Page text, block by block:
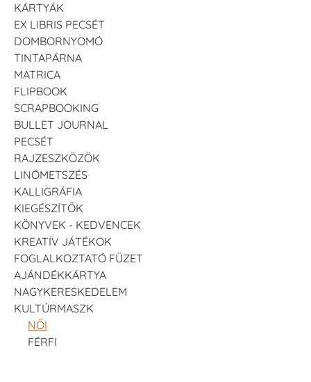
KÁRTYÁK
EX LIBRIS PECSÉT
DOMBORNYOMÓ
TINTAPÁRNA
MATRICA
FLIPBOOK
SCRAPBOOKING
BULLET JOURNAL
PECSÉT
RAJZESZKÖZÖK
LINÓMETSZÉS
KALLIGRÁFIA
KIEGÉSZÍTŐK
KÖNYVEK - KEDVENCEK
KREATÍV JÁTÉKOK
FOGLALKOZTATÓ FÜZET
AJÁNDÉKKÁRTYA
NAGYKERESKEDELEM
KULTÚRMASZK
NŐI
FÉRFI